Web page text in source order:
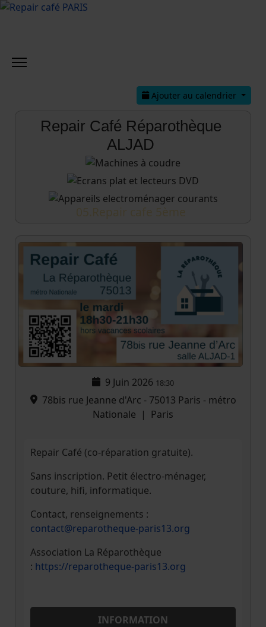
Ajouter au calendrier
Repair Café Réparothèque
ALJAD
9 Juin 2026 18:30
78bis rue Jeanne d'Arc - 75013 Paris - métro
Nationale | Paris
Repair Café (co-réparation gratuite).
Sans inscription. Petit électro-ménager,
couture, hifi, informatique.
Contact, renseignements :
contact@reparotheque-paris13.org
Association La Réparothèque
: https://reparotheque-paris13.org
INFORMATION